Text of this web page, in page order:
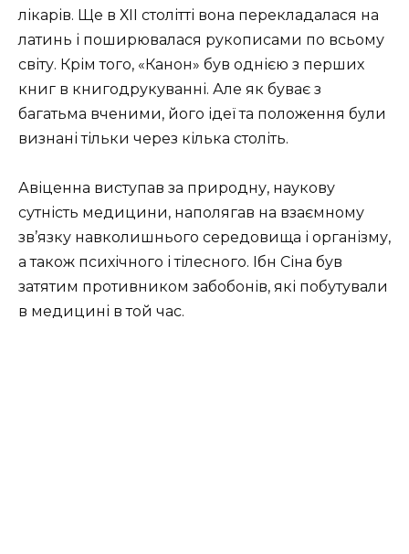
лікарів. Ще в ХІІ столітті вона перекладалася на
латинь і поширювалася рукописами по всьому
світу. Крім того, «Канон» був однією з перших
книг в книгодрукуванні. Але як буває з
багатьма вченими, його ідеї та положення були
визнані тільки через кілька століть.
Авіценна виступав за природну, наукову
сутність медицини, наполягав на взаємному
зв’язку навколишнього середовища і організму,
а також психічного і тілесного. Ібн Сіна був
затятим противником забобонів, які побутували
в медицині в той час.